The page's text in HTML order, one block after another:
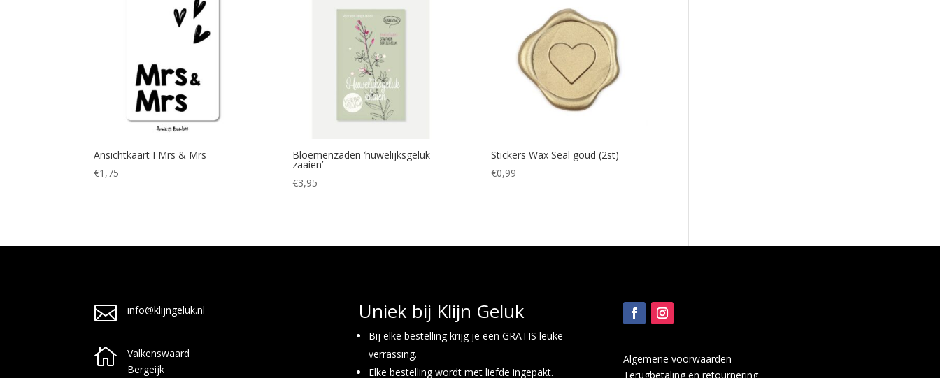
Ansichtkaart I Mrs & Mrs
€1,75
Bloemenzaden ‘huwelijksgeluk
zaaien’
€3,95
Stickers Wax Seal goud (2st)
€0,99
 info@klijngeluk.nl

Valkenswaard
Bergeijk
Uniek bij Klijn Geluk
Bij elke bestelling krijg je een GRATIS leuke
verrassing.
Elke bestelling wordt met liefde ingepakt.
Algemene voorwaarden
Terugbetaling en retournering